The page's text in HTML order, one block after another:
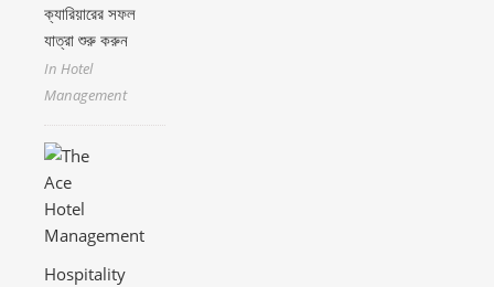
ক্যারিয়ারের সফল
যাত্রা শুরু করুন
In Hotel
Management
Hospitality